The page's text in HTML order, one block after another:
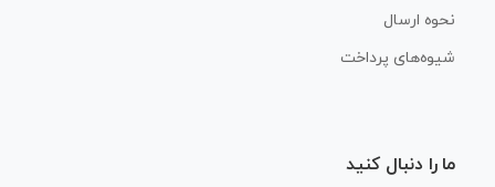
نحوه ارسال
شیوه‌های پرداخت
ما را دنبال کنید